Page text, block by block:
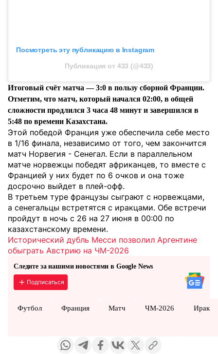
Посмотреть эту публикацию в Instagram
Публикация от 433 (@433)
Итоговый счёт матча — 3:0 в пользу сборной Франции.
Отметим, что матч, который начался 02:00, в общей
сложности продлился 3 часа 48 минут и завершился в
5:48 по времени Казахстана.
Этой победой Франция уже обеспечила себе место
в 1/16 финала, независимо от того, чем закончится
матч Норвегия - Сенегал. Если в параллельном
матче норвежцы победят африканцев, то вместе с
Францией у них будет по 6 очков и она тоже
досрочно выйдет в плей-офф.
В третьем туре французы сыграют с норвежцами,
а сенегальцы встретятся с иракцами. Обе встречи
пройдут в ночь с 26 на 27 июня в 00:00 по
казахстанскому времени.
Исторический дубль Месси позволил Аргентине
обыграть Австрию на ЧМ-2026
Следите за нашими новостями в Google News
Подписаться
Футбол Франция Матч ЧМ-2026 Ирак